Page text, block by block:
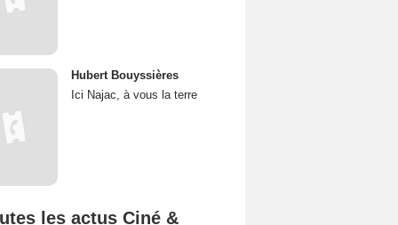
Hubert Bouyssières
Ici Najac, à vous la terre
les actus Ciné &